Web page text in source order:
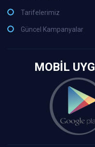
Tarifelerimiz
Güncel Kampanyalar
MOBİL